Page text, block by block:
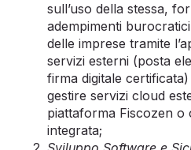
sull’uso della stessa,
adempimenti
delle imprese tramite
servizi esterni (posta
firma digitale
gestire servizi cloud
piattaforma Fiscozen
integrata;